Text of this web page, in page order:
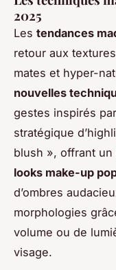
2025
Les tendances
retour aux
mates et hyper-
nouvelles
gestes inspirés
stratégique
blush », offrant
looks make-up
d’ombres
morphologies
volume ou de
visage.